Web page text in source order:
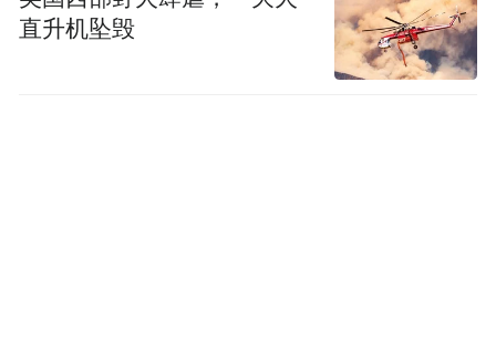
直升机坠毁